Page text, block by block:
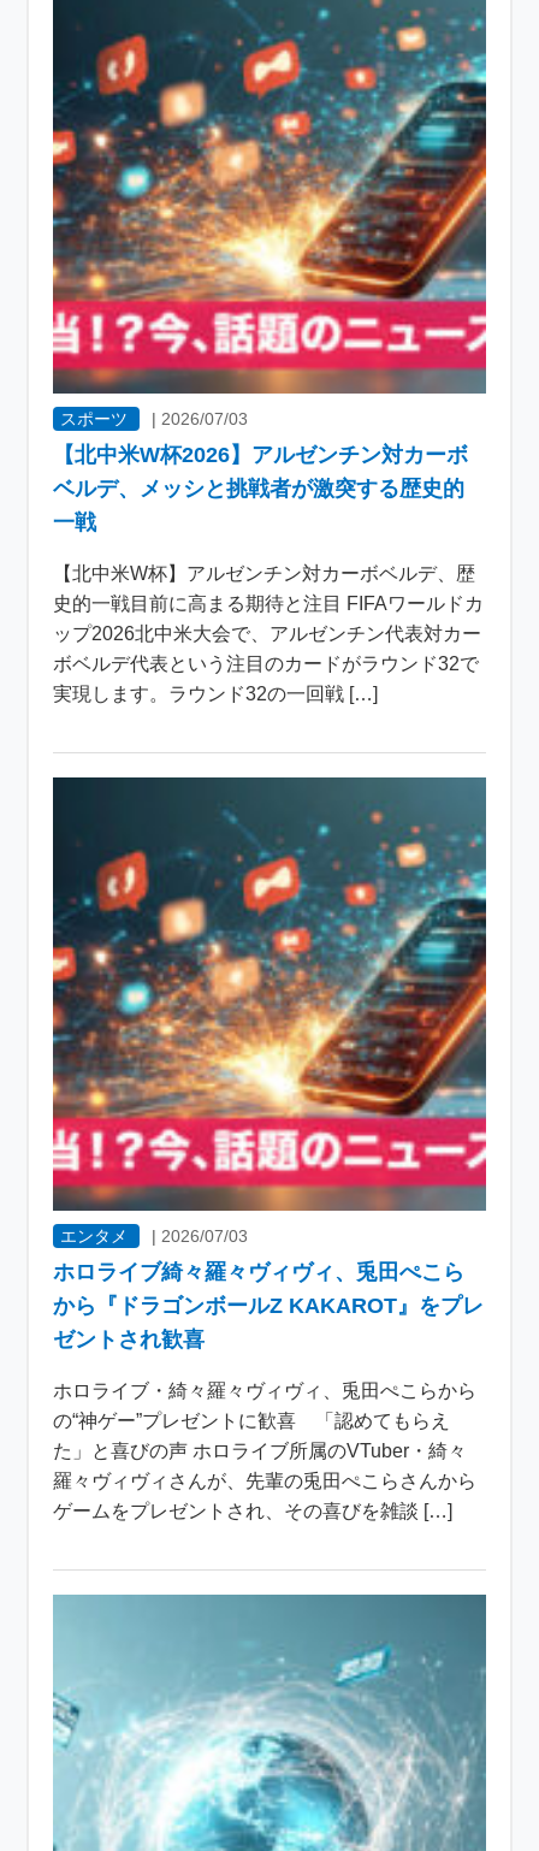
スポーツ |2026/07/03
【北中米W杯2026】アルゼンチン対カーボ
ベルデ、メッシと挑戦者が激突する歴史的
一戦
【北中米W杯】アルゼンチン対カーボベルデ、歴
史的一戦目前に高まる期待と注目 FIFAワールドカ
ップ2026北中米大会で、アルゼンチン代表対カー
ボベルデ代表という注目のカードがラウンド32で
実現します。ラウンド32の一回戦 […]
エンタメ | 2026/07/03
ホロライブ綺々羅々ヴィヴィ、兎田ぺこら
から『ドラゴンボールZ KAKAROT』をプレ
ゼントされ歓喜
ホロライブ・綺々羅々ヴィヴィ、兎田ぺこらから
の“神ゲー”プレゼントに歓喜 「認めてもらえ
た」と喜びの声 ホロライブ所属のVTuber・綺々
羅々ヴィヴィさんが、先輩の兎田ぺこらさんから
ゲームをプレゼントされ、その喜びを雑談 […]